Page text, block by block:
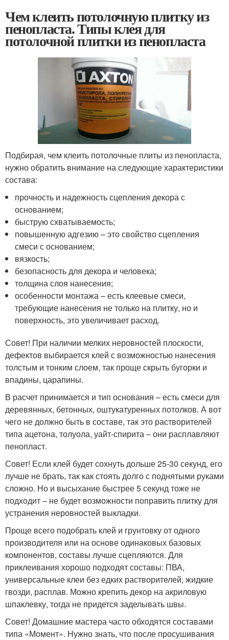
Чем клеить потолочную плитку из
пенопласта. Типы клея для
потолочной плитки из пенопласта
Подбирая, чем клеить потолочные плиты из пенопласта,
нужно обратить внимание на следующие характеристики
состава:
прочность и надежность сцепления декора с
основанием;
быструю схватываемость;
повышенную адгезию – это свойство сцепления
смеси с основанием;
вязкость;
безопасность для декора и человека;
толщина слоя нанесения;
особенности монтажа – есть клеевые смеси,
требующие нанесения не только на плитку, но и
поверхность, это увеличивает расход.
Совет! При наличии мелких неровностей плоскости,
дефектов выбирается клей с возможностью нанесения
толстым и тонким слоем, так проще скрыть бугорки и
впадины, царапины.
В расчет принимается и тип основания – есть смеси для
деревянных, бетонных, оштукатуренных потолков. А вот
чего не должно быть в составе, так это растворителей
типа ацетона, толуола, уайт-спирита – они расплавляют
пенопласт.
Совет! Если клей будет сохнуть дольше 25-30 секунд, его
лучше не брать, так как стоять долго с поднятыми руками
сложно. Но и высыхание быстрее 5 секунд тоже не
подходит – не будет возможности поправить плитку для
устранения неровностей выкладки.
Проще всего подобрать клей и грунтовку от одного
производителя или на основе одинаковых базовых
компонентов, составы лучше сцепляются. Для
приклеивания хорошо подходят составы: ПВА,
универсальные клеи без едких растворителей, жидкие
гвозди, расплав. Можно крепить декор на акриловую
шпаклевку, тогда не придется заделывать швы.
Совет! Домашние мастера часто обходятся составами
типа «Момент». Нужно знать, что после просушивания